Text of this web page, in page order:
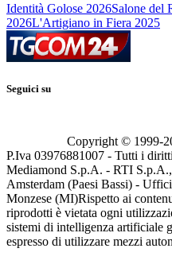
Identità Golose 2026Salone del
2026L'Artigiano in Fiera 2025
Seguici su
Copyright © 1999-
P.Iva 03976881007 - Tutti i
Mediamond S.p.A. - RTI
Amsterdam (Paesi Bassi) -
Monzese (MI)Rispetto ai
riprodotti è vietata ogni
sistemi di intelligenza artificiale
espresso di utilizzare mezzi